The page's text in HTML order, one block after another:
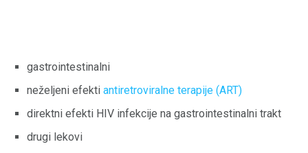
gastrointestinalni
neželjeni efekti antiretroviralne terapije (ART)
direktni efekti HIV infekcije na gastrointestinalni trakt
drugi lekovi